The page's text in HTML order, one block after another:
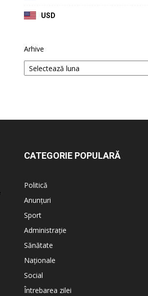
USD
Arhive
CATEGORIE POPULARĂ
Politică
Anunțuri
Sport
Administrație
Sănătate
Naționale
Social
Întrebarea zilei